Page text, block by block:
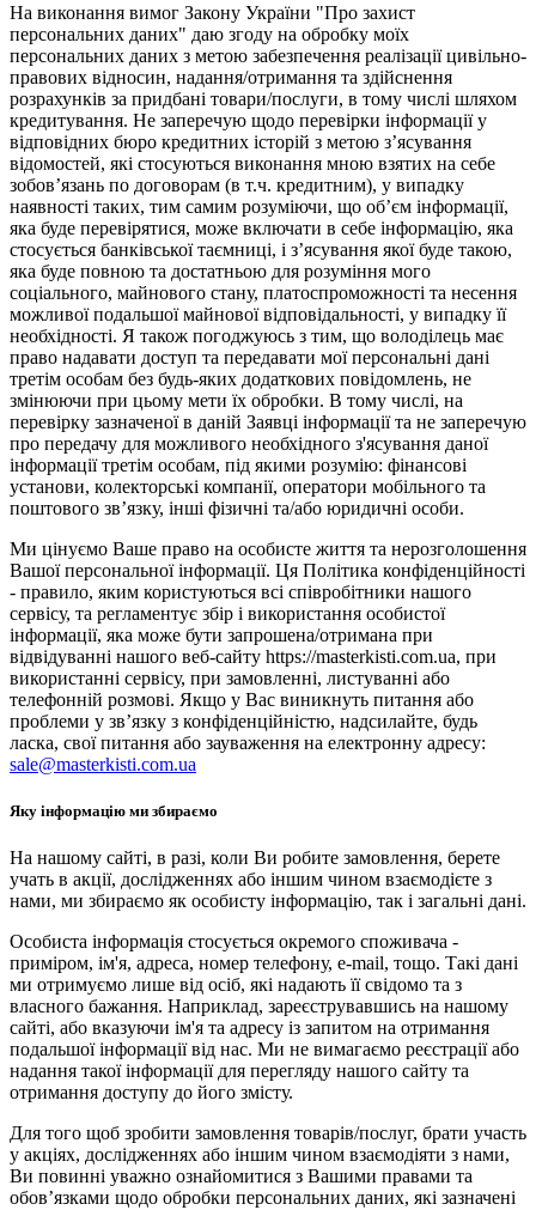
На виконання вимог Закону України "Про захист
персональних даних" даю згоду на обробку моїх
персональних даних з метою забезпечення реалізації цивільно-
правових відносин, надання/отримання та здійснення
розрахунків за придбані товари/послуги, в тому числі шляхом
кредитування. Не заперечую щодо перевірки інформації у
відповідних бюро кредитних історій з метою з’ясування
відомостей, які стосуються виконання мною взятих на себе
зобов’язань по договорам (в т.ч. кредитним), у випадку
наявності таких, тим самим розуміючи, що об’єм інформації,
яка буде перевірятися, може включати в себе інформацію, яка
стосується банківської таємниці, і з’ясування якої буде такою,
яка буде повною та достатньою для розуміння мого
соціального, майнового стану, платоспроможності та несення
можливої подальшої майнової відповідальності, у випадку її
необхідності. Я також погоджуюсь з тим, що володілець має
право надавати доступ та передавати мої персональні дані
третім особам без будь-яких додаткових повідомлень, не
змінюючи при цьому мети їх обробки. В тому числі, на
перевірку зазначеної в даній Заявці інформації та не заперечую
про передачу для можливого необхідного з'ясування даної
інформації третім особам, під якими розумію: фінансові
установи, колекторські компанії, оператори мобільного та
поштового зв’язку, інші фізичні та/або юридичні особи.
Ми цінуємо Ваше право на особисте життя та нерозголошення
Вашої персональної інформації. Ця Політика конфіденційності
- правило, яким користуються всі співробітники нашого
сервісу, та регламентує збір і використання особистої
інформації, яка може бути запрошена/отримана при
відвідуванні нашого веб-сайту https://masterkisti.com.ua, при
використанні сервісу, при замовленні, листуванні або
телефонній розмові. Якщо у Вас виникнуть питання або
проблеми у зв’язку з конфіденційністю, надсилайте, будь
ласка, свої питання або зауваження на електронну адресу:
sale@masterkisti.com.ua
Яку інформацію ми збираємо
На нашому сайті, в разі, коли Ви робите замовлення, берете
учать в акції, дослідженнях або іншим чином взаємодієте з
нами, ми збираємо як особисту інформацію, так і загальні дані.
Особиста інформація стосується окремого споживача -
приміром, ім'я, адреса, номер телефону, e-mail, тощо. Такі дані
ми отримуємо лише від осіб, які надають її свідомо та з
власного бажання. Наприклад, зареєструвавшись на нашому
сайті, або вказуючи ім'я та адресу із запитом на отримання
подальшої інформації від нас. Ми не вимагаємо реєстрації або
надання такої інформації для перегляду нашого сайту та
отримання доступу до його змісту.
Для того щоб зробити замовлення товарів/послуг, брати участь
у акціях, дослідженнях або іншим чином взаємодіяти з нами,
Ви повинні уважно ознайомитися з Вашими правами та
обов’язками щодо обробки персональних даних, які зазначені